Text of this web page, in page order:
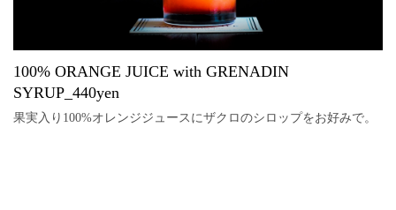
100% ORANGE JUICE with GRENADIN
SYRUP_440yen
果実入り100%オレンジジュースにザクロのシロップをお好みで。